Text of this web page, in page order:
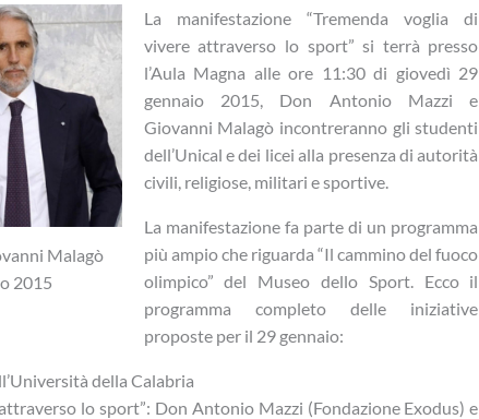
Malagò
2015
La manifestazione “Tremenda voglia di
vivere attraverso lo sport” si terrà presso
l’Aula Magna alle ore 11:30 di giovedì 29
gennaio 2015, Don Antonio Mazzi e
Giovanni Malagò incontreranno gli studenti
dell’Unical e dei licei alla presenza di autorità
civili, religiose, militari e sportive.
La manifestazione fa parte di un programma
più ampio che riguarda “Il cammino del fuoco
olimpico” del Museo dello Sport. Ecco il
programma completo delle iniziative
proposte per il 29 gennaio:
della Calabria
lo sport”: Don Antonio Mazzi (Fondazione Exodus) e